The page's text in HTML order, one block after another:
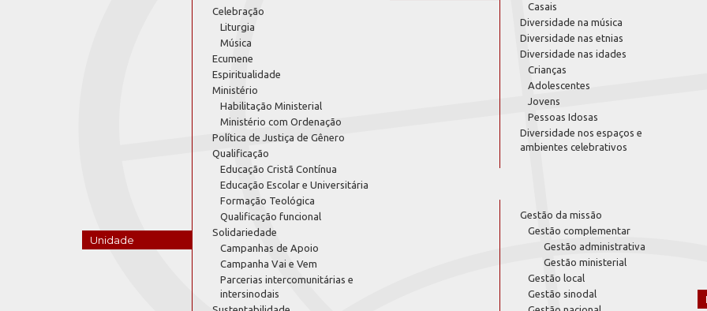
Unidade
Celebração
Liturgia
Música
Ecumene
Espiritualidade
Ministério
Habilitação Ministerial
Ministério com Ordenação
Política de Justiça de Gênero
Qualificação
Educação Cristã Contínua
Educação Escolar e Universitária
Formação Teológica
Qualificação funcional
Solidariedade
Campanhas de Apoio
Campanha Vai e Vem
Parcerias intercomunitárias e
intersinodais
Casais
Diversidade na música
Diversidade nas etnias
Diversidade nas idades
Crianças
Adolescentes
Jovens
Pessoas Idosas
Diversidade nos espaços e
ambientes celebrativos
Gestão da missão
Gestão complementar
Gestão administrativa
Gestão ministerial
Gestão local
Gestão sinodal